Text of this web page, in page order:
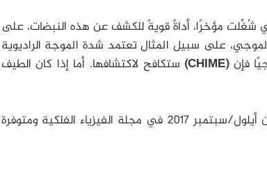
شُغِّلت مؤخرًا، أداةً قويةً للكشف عن هذه النبضات، على
على سبيل المثال تعتمد شدة الموجة الراديوية
(CHIME)
ستكافح لاكتشافها. أما إذا كان الطيف
نُشِرت ورقة فيالكوف ولوب التي تصف هذه النتائج في العاشر من أيلول/سبتمبر 2017 في مجلة الفيزياء الفلكية ومتوفرة